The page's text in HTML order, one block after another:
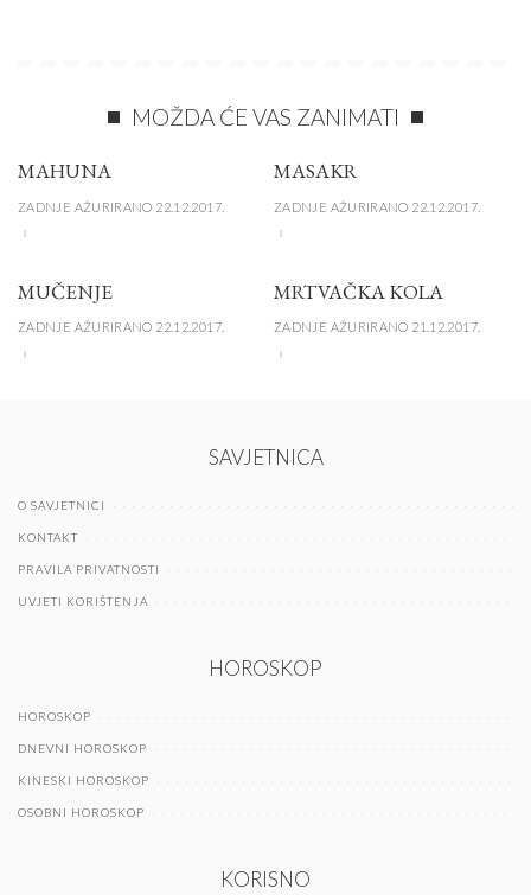
MOŽDA ĆE VAS ZANIMATI
MAHUNA
ZADNJE AŽURIRANO 22.12.2017.
MASAKR
ZADNJE AŽURIRANO 22.12.2017.
MUČENJE
ZADNJE AŽURIRANO 22.12.2017.
MRTVAČKA KOLA
ZADNJE AŽURIRANO 21.12.2017.
SAVJETNICA
O SAVJETNICI
KONTAKT
PRAVILA PRIVATNOSTI
UVJETI KORIŠTENJA
HOROSKOP
HOROSKOP
DNEVNI HOROSKOP
KINESKI HOROSKOP
OSOBNI HOROSKOP
KORISNO